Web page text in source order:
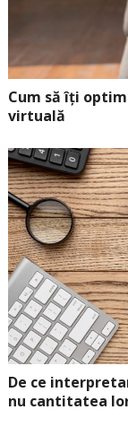
Cum să îți
virtuală
De ce
nu cantitatea